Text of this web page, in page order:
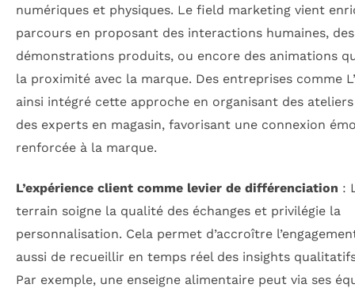
numériques et physiques. Le field marketing vient
parcours en proposant des interactions humaines, des
démonstrations produits, ou encore des animations
la proximité avec la marque. Des entreprises comme
ainsi intégré cette approche en organisant des
des experts en magasin, favorisant une connexion
renforcée à la marque.
L’expérience client comme levier de différenciation :
terrain soigne la qualité des échanges et privilégie la
personnalisation. Cela permet d’accroître
aussi de recueillir en temps réel des insights
Par exemple, une enseigne alimentaire peut via ses